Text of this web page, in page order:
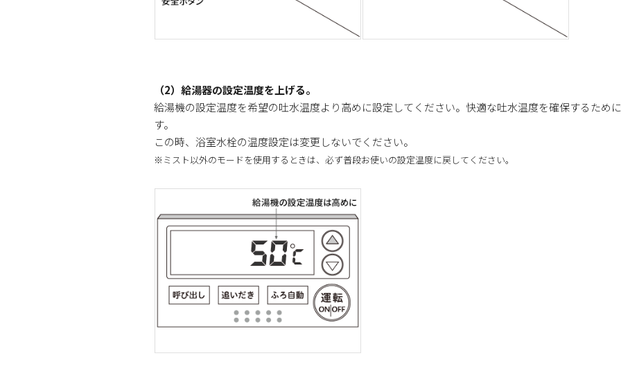
（2）給湯器の設定温度を上げる。
給湯機の設定温度を希望の吐水温度より高めに設定してください。快適な吐水温度を確保するため
す。
この時、浴室水栓の温度設定は変更しないでください。
※ミスト以外のモードを使用するときは、必ず普段お使いの設定温度に戻してください。